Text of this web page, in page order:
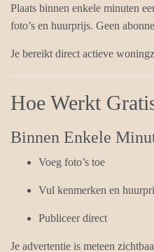
Plaats binnen enkele minuten
foto’s en huurprijs. Geen
Je bereikt direct actieve
Hoe Werkt
Binnen Enkele
Voeg foto’s toe
Vul kenmerken en
Publiceer direct
Je advertentie is meteen